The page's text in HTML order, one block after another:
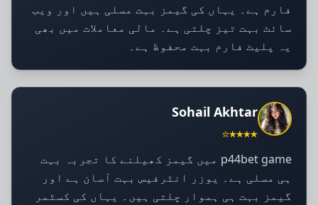
فارم ہے۔ یہاں کی گیمز بہت مسلی ہیں اور ویب
سائٹ بہت تیز چلتی ہے۔ مالی معاملات میں بھی
یہ پلیٹ فارم بہت محفوظ ہے۔
Sohail Akhtar
★★★★☆
p44bet game میں گیمز کھیلنے کا تجربہ بہت
ہی مسلی ہے۔ یوزر انٹرفیس بہت آسان ہے اور
گیمز بہت ہی ہموار چلتی ہیں۔ یہاں کی کسٹمر